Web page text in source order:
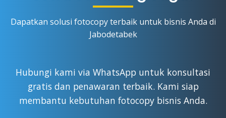
menggantinya dengan mesin yang sama atau
menghindari kerugian bagi bisnis Anda.
Dapatkan solusi fotocopy terbaik untuk bisnis Anda di
Jabodetabek
Hubungi kami via WhatsApp untuk konsultasi
gratis dan penawaran terbaik. Kami siap
membantu kebutuhan fotocopy bisnis Anda.